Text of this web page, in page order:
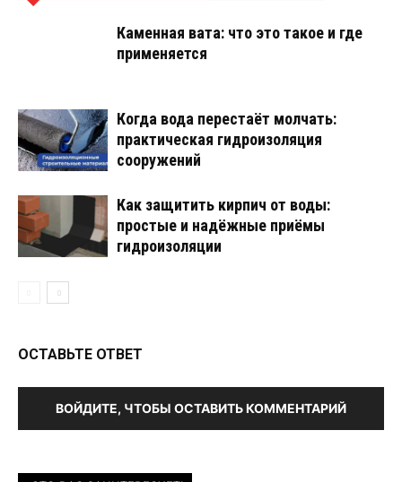
Каменная вата: что это такое и где
применяется
Когда вода перестаёт молчать:
практическая гидроизоляция
сооружений
Как защитить кирпич от воды:
простые и надёжные приёмы
гидроизоляции
ОСТАВЬТЕ ОТВЕТ
ВОЙДИТЕ, ЧТОБЫ ОСТАВИТЬ КОММЕНТАРИЙ